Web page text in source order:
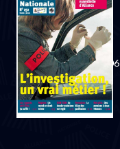
Novembre 2006